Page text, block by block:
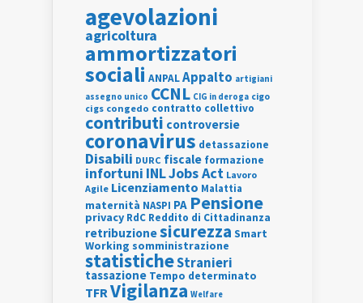
agevolazioni
agricoltura
ammortizzatori
sociali ANPALAppalto artigiani
assegno unico CCNL CIG in deroga cigo
cigs congedo contratto collettivo
contributi controversie
coronavirus detassazione
Disabili DURC fiscale formazione
infortuni INLJobs Act Lavoro
Agile Licenziamento Malattia
maternità NASPI PA Pensione
privacy RdC Reddito di Cittadinanza
retribuzionesicurezza Smart
Working somministrazione
statisticheStranieri
tassazione Tempo determinato
TFR Vigilanza Welfare